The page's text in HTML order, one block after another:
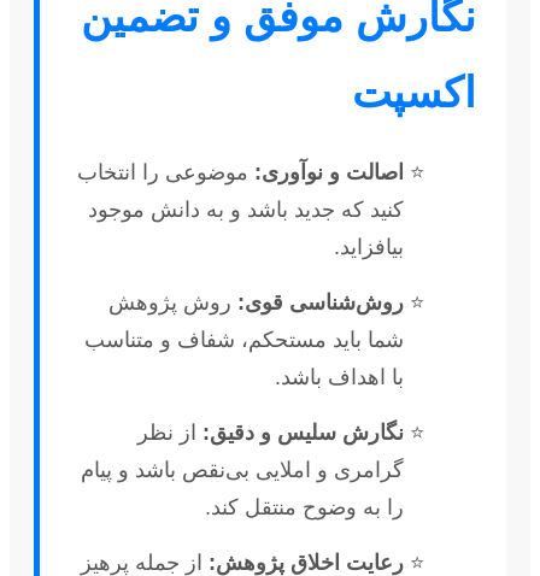
نگارش موفق و تضمین
اکسپت
اصالت و نوآوری: موضوعی را انتخاب
کنید که جدید باشد و به دانش موجود
بیافزاید.
روش‌شناسی قوی: روش پژوهش
شما باید مستحکم، شفاف و متناسب
با اهداف باشد.
نگارش سلیس و دقیق: از نظر
گرامری و املایی بی‌نقص باشد و پیام
را به وضوح منتقل کند.
رعایت اخلاق پژوهش: از جمله پرهیز